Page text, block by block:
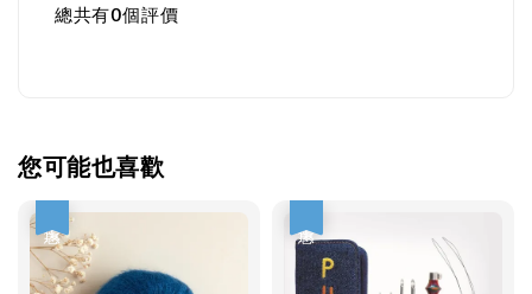
總共有0個評價
您可能也喜歡